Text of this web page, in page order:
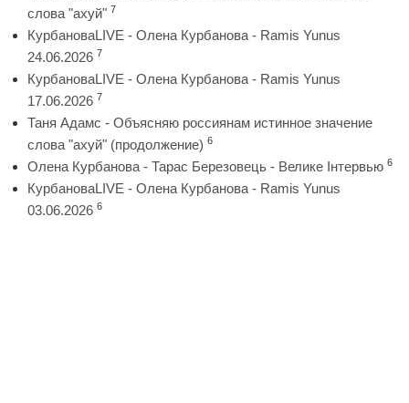
слова "ахуй" 7
КурбановаLIVE - Олена Курбанова - Ramis Yunus
24.06.2026 7
КурбановаLIVE - Олена Курбанова - Ramis Yunus
17.06.2026 7
Таня Адамс - Объясняю россиянам истинное значение
слова "ахуй" (продолжение) 6
Олена Курбанова - Тарас Березовець - Велике Інтервью 6
КурбановаLIVE - Олена Курбанова - Ramis Yunus
03.06.2026 6